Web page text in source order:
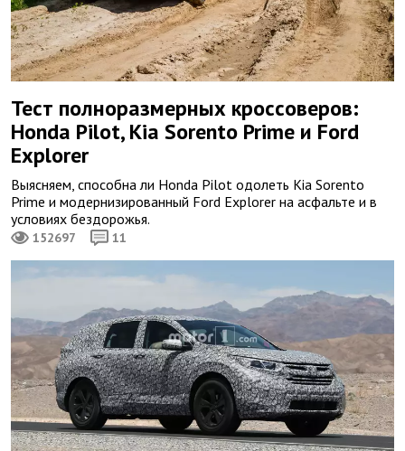
Тест полноразмерных кроссоверов:
Honda Pilot, Kia Sorento Prime и Ford
Explorer
Выясняем, способна ли Honda Pilot одолеть Kia Sorento
Prime и модернизированный Ford Explorer на асфальте и в
условиях бездорожья.
152697 11